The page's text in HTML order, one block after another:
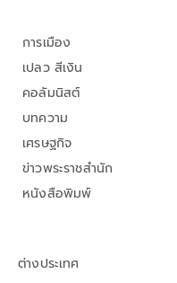
การเมือง
เปลว สีเงิน
คอลัมนิสต์
บทความ
เศรษฐกิจ
ข่าวพระราชสำนัก
หนังสือพิมพ์
ต่างประเทศ